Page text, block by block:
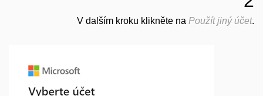
V dalším kroku klikněte na Použít jiný účet.